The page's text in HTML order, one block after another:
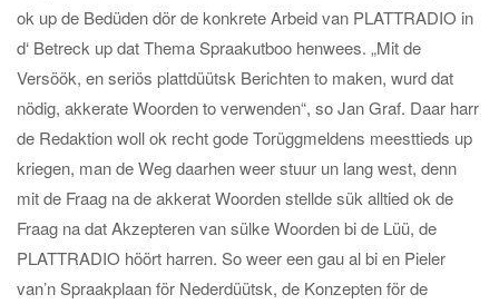
ok up de Bedüden dör de konkrete Arbeid van PLATTRADIO in
d‘ Betreck up dat Thema Spraakutboo henwees. „Mit de
Versöök, en seriös plattdüütsk Berichten to maken, wurd dat
nödig, akkerate Woorden to verwenden“, so Jan Graf. Daar harr
de Redaktion woll ok recht gode Torüggmeldens meesttieds up
kriegen, man de Weg daarhen weer stuur un lang west, denn
mit de Fraag na de akkerat Woorden stellde sük alltied ok de
Fraag na dat Akzepteren van sülke Woorden bi de Lüü, de
PLATTRADIO höört harren. So weer een gau al bi en Pieler
van’n Spraakplaan för Nederdüütsk, de Konzepten för de